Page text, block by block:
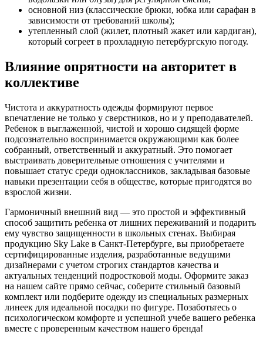
основной низ (классические брюки, юбка или сарафан в
зависимости от требований школы);
утепленный слой (жилет, плотный жакет или кардиган),
который согреет в прохладную петербургскую погоду.
Влияние опрятности на авторитет в
коллективе
Чистота и аккуратность одежды формируют первое
впечатление не только у сверстников, но и у преподавателей.
Ребенок в выглаженной, чистой и хорошо сидящей форме
подсознательно воспринимается окружающими как более
собранный, ответственный и аккуратный. Это помогает
выстраивать доверительные отношения с учителями и
повышает статус среди одноклассников, закладывая базовые
навыки презентации себя в обществе, которые пригодятся во
взрослой жизни.
Гармоничный внешний вид — это простой и эффективный
способ защитить ребенка от лишних переживаний и подарить
ему чувство защищенности в школьных стенах. Выбирая
продукцию Sky Lake в Санкт-Петербурге, вы приобретаете
сертифицированные изделия, разработанные ведущими
дизайнерами с учетом строгих стандартов качества и
актуальных тенденций подростковой моды. Оформите заказ
на нашем сайте прямо сейчас, соберите стильный базовый
комплект или подберите одежду из специальных размерных
линеек для идеальной посадки по фигуре. Позаботьтесь о
психологическом комфорте и успешной учебе вашего ребенка
вместе с проверенным качеством нашего бренда!